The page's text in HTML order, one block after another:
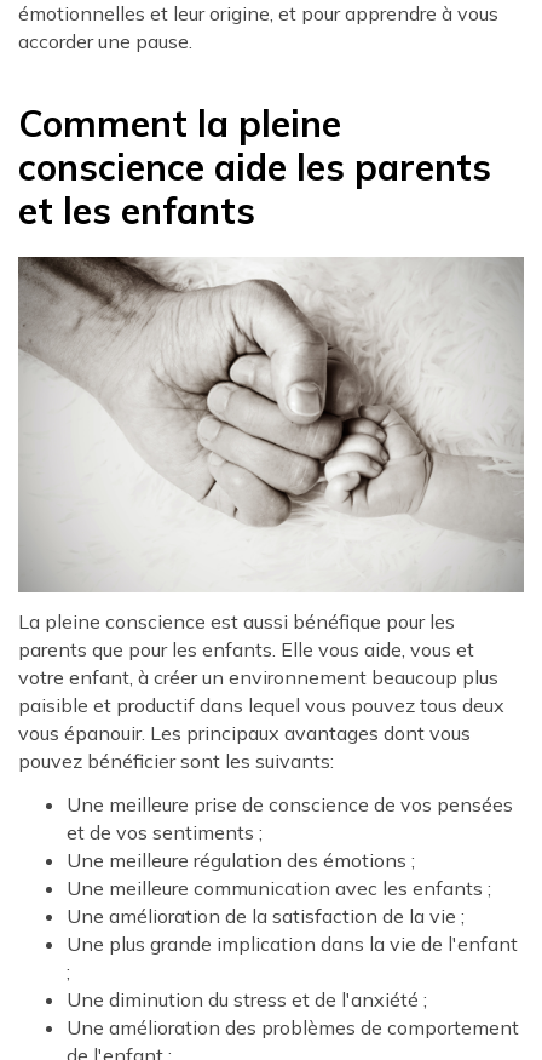
émotionnelles et leur origine, et pour apprendre à vous
accorder une pause.
Comment la pleine
conscience aide les parents
et les enfants
La pleine conscience est aussi bénéfique pour les
parents que pour les enfants. Elle vous aide, vous et
votre enfant, à créer un environnement beaucoup plus
paisible et productif dans lequel vous pouvez tous deux
vous épanouir. Les principaux avantages dont vous
pouvez bénéficier sont les suivants:
Une meilleure prise de conscience de vos pensées
et de vos sentiments ;
Une meilleure régulation des émotions ;
Une meilleure communication avec les enfants ;
Une amélioration de la satisfaction de la vie ;
Une plus grande implication dans la vie de l'enfant
;
Une diminution du stress et de l'anxiété ;
Une amélioration des problèmes de comportement
de l'enfant ;